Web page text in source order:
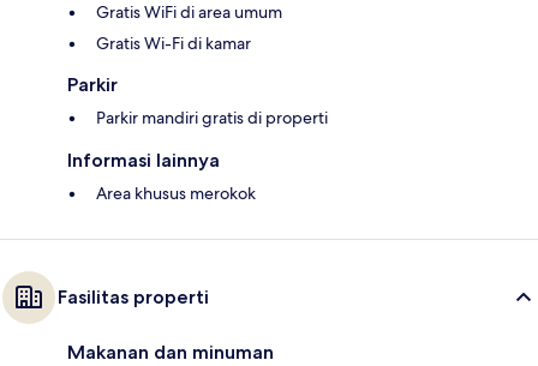
Gratis WiFi di area umum
Gratis Wi-Fi di kamar
Parkir
Parkir mandiri gratis di properti
Informasi lainnya
Area khusus merokok
Fasilitas properti
Makanan dan minuman